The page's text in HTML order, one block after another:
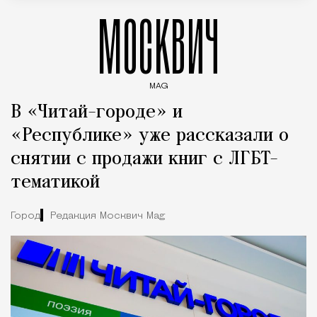
МОСКВИЧ
MAG
В «Читай-городе» и
«Республике» уже рассказали о
снятии с продажи книг с ЛГБТ-
тематикой
Город Редакция Москвич Mag